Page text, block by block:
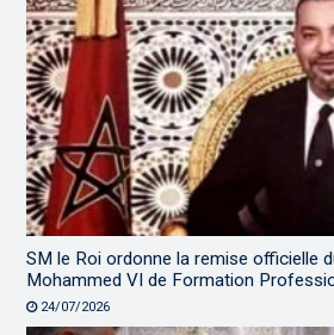
SM le Roi ordonne la remise officielle
Mohammed VI de Formation
24/07/2026